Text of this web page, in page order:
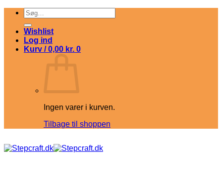
Fortsæt
indhold
Søg
efter:
Wishlist
Log ind
Kurv /0,00 kr. 0
Ingen varer i kurven.
Tilbage til shoppen